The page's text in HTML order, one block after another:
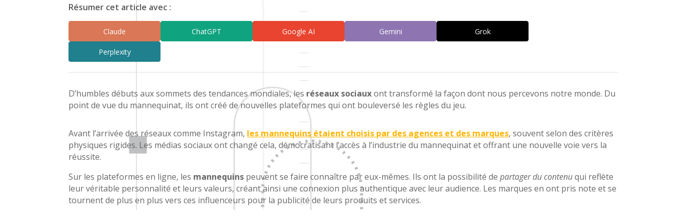
Résumer cet article avec :
Claude ChatGPT Google AI Gemini Grok
Perplexity
D’humbles débuts aux sommets des tendances mondiales, les réseaux sociauxont transformé la façon dont nous percevons notre monde. Du
point de vue du mannequinat, ils ont créé de nouvelles plateformes qui ont bouleversé les règles du jeu.
Avant l’arrivée des réseaux comme Instagram, les mannequins étaient choisis par des agences et des marques, souvent selon des critères
physiques rigides. Les médias sociaux ont changé cela, démocratisant l’accès à l’industrie du mannequinat et offrant une nouvelle voie vers la
réussite.
Sur les plateformes en ligne, les mannequins peuvent se faire connaître par eux-mêmes. Ils ont la possibilité departager du contenuqui reflète
leur véritable personnalité et leurs valeurs, créant ainsi une connexion plus authentique avec leur audience. Les marques en ont pris note et se
tournent de plus en plus vers ces influenceurs pour la publicité de leurs produits et services.